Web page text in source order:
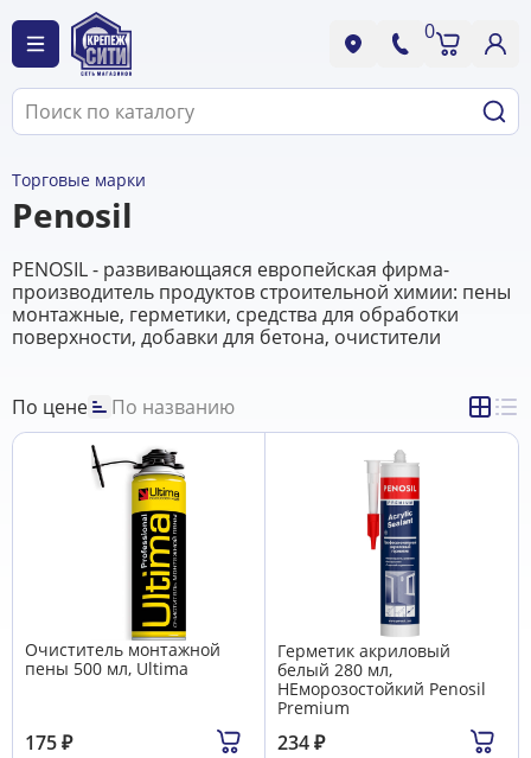
0
Торговые марки
Penosil
PENOSIL - развивающаяся европейская фирма-
производитель продуктов строительной химии: пены
монтажные, герметики, средства для обработки
поверхности, добавки для бетона, очистители
По цене По названию
Очиститель монтажной
пены 500 мл, Ultima
175₽
Герметик акриловый
белый 280 мл,
НЕморозостойкий Penosil
Premium
234₽